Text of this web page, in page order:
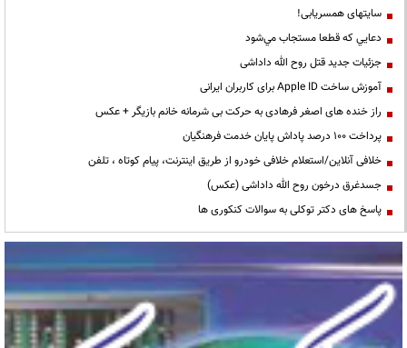
سایتهای همسریابی!
دعايي كه قطعا مستجاب مي‌شود
جزئیات جدید قتل روح الله داداشی
آموزش ساخت Apple ID برای کاربران ایرانی
راز خنده های اصغر فرهادی به حرکت بی شرمانه خانم بازیگر + عکس
پرداخت ۱۰۰ درصد پاداش پایان خدمت فرهنگیان
خلافی آنلاین/استعلام خلافی خودرو از طریق اینترنت، پیام کوتاه ، تلفن
جسدغرق درخون روح الله داداشی (عکس)
پاسخ های دکتر توکلی به سوالات کنکوری ها